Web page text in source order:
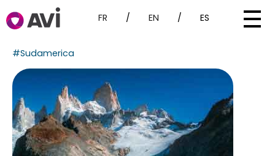
FR / EN / ES
#Sudamerica